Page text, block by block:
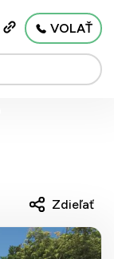
VOLAŤ
Zdieľať